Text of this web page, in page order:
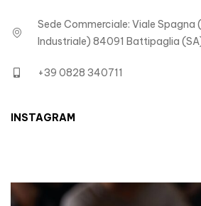
Sede Commerciale: Viale Spagna
Industriale) 84091 Battipaglia
+39 0828 340711
INSTAGRAM